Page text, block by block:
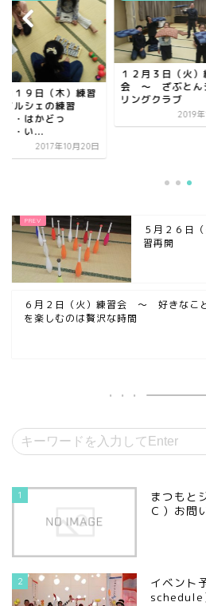
月１９日（木）練習
マルシェの練習
・・はかどっ
・・い...
2017年10月20日
１２月３日（火）
会 ～ ざぶとん
リングクラブ
2019
５月２６日
習再開
６月２日（火）練習会 ～ 好きなこ
を楽しむのは贅沢な時間
1
まつもと
Ｃ）お問
2
イベント
schedule